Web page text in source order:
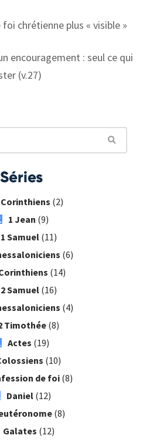
foi chrétienne plus « visible »
encouragement : seul ce qui
(v.27)
Séries
Corinthiens (2)
1 Jean (9)
1 Samuel(11)
(6)
(14)
2 Samuel(16)
(4)
Timothée(8)
Actes (19)
(10)
de foi (8)
Daniel(12)
(8)
Galates (12)